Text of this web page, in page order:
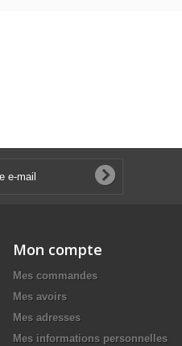
Mon compte
Mes commandes
Mes avoirs
Mes adresses
Mes informations personnelles